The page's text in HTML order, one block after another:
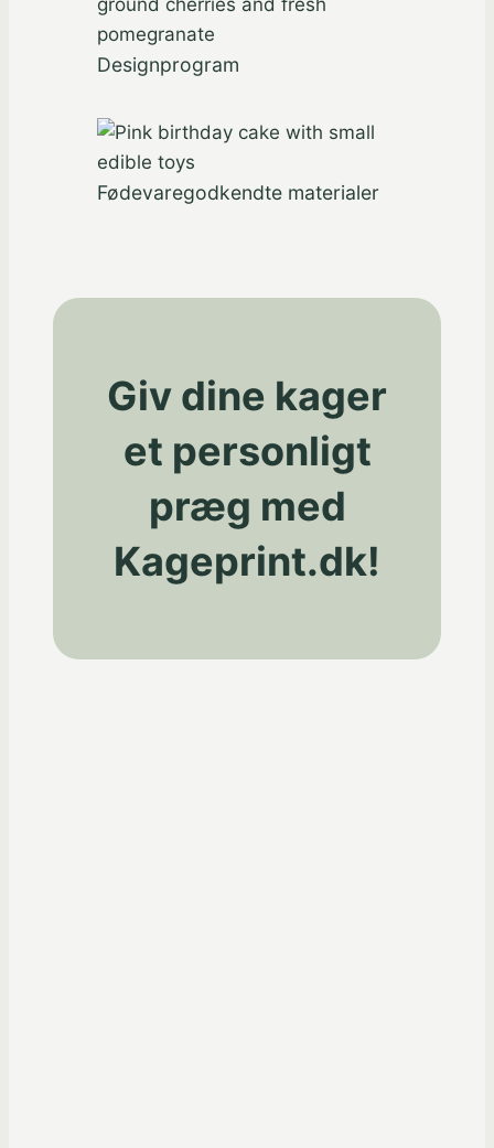
Designprogram
Fødevaregodkendte materialer
Giv dine kager
et personligt
præg med
Kageprint.dk!